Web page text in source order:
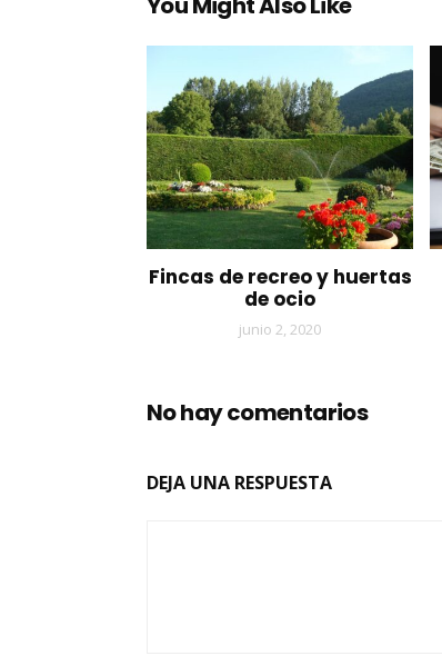
Fincas de recreo y huertas
de ocio
junio 2, 2020
No hay comentarios
DEJA UNA RESPUESTA